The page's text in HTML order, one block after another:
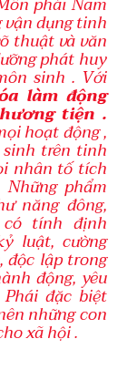
dụng tinh
thuật và văn
phát huy
sinh . Với
làm động
tiện .
hoạt động ,
trên tinh
nhân tố tích
phẩm
năng đông,
tính định
luật, cường
độc lập trong
động, yêu
đặc biệt
những con
xã hội .